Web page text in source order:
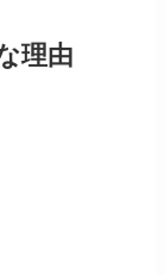
理由